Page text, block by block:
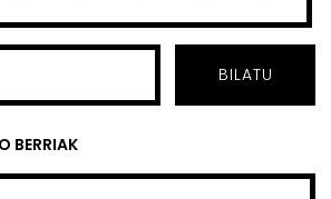
BILATU
BERRIAK